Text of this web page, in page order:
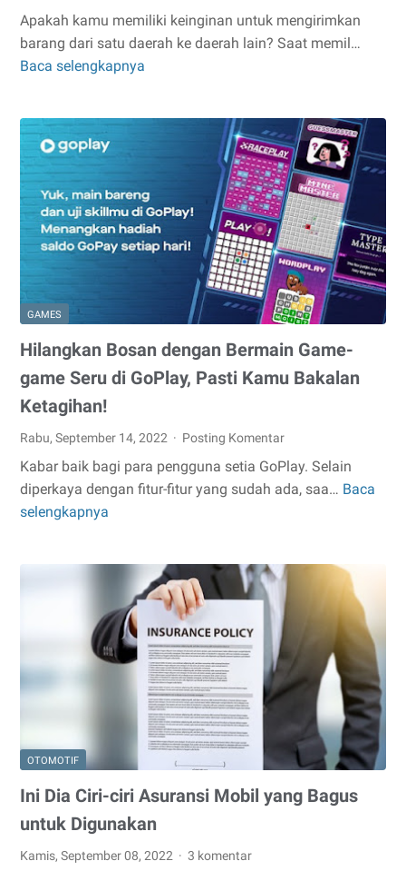
Apakah kamu memiliki keinginan untuk mengirimkan
barang dari satu daerah ke daerah lain? Saat memil…
Baca selengkapnya
Penjelasannya!
GAMES
Hilangkan Bosan dengan Bermain Game-
game Seru di GoPlay, Pasti Kamu Bakalan
Ketagihan!
Rabu, September 14, 2022 Posting Komentar
Kabar baik bagi para pengguna setia GoPlay. Selain
diperkaya dengan fitur-fitur yang sudah ada, saa… Baca
selengkapnya
Hilangkan
Bermain
Game-
game
Seru
di
GoPlay,
Bakalan
Ketagihan!
OTOMOTIF
Ini Dia Ciri-ciri Asuransi Mobil yang Bagus
untuk Digunakan
Kamis, September 08, 2022 3 komentar